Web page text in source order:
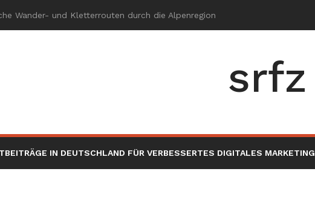
srfz
IN DEUTSCHLAND FÜR VERBESSERTES DIGITALES MARKETING